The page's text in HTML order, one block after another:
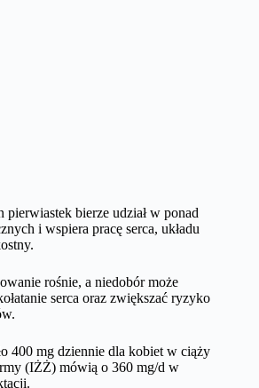
pierwiastek bierze udział w ponad
i wspiera pracę serca, układu
rośnie, a niedobór może
serca oraz zwiększać ryzyko
400 mg dziennie dla kobiet w ciąży
(IŻŻ) mówią o 360 mg/d w